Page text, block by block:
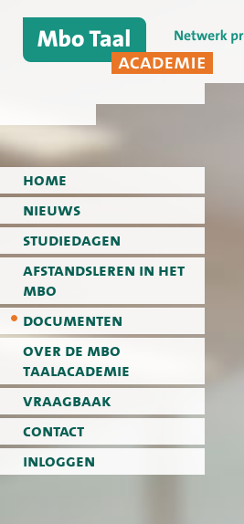
home
nieuws
studiedagen
afstandsleren in het
mbo
documenten
over de mbo
taalacademie
vraagbaak
contact
inloggen